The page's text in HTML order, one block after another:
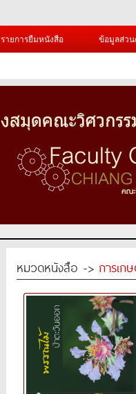
รายการยืมหนังสือ ข้อมูลส่ว
หมวดหนังสือ -> การเก